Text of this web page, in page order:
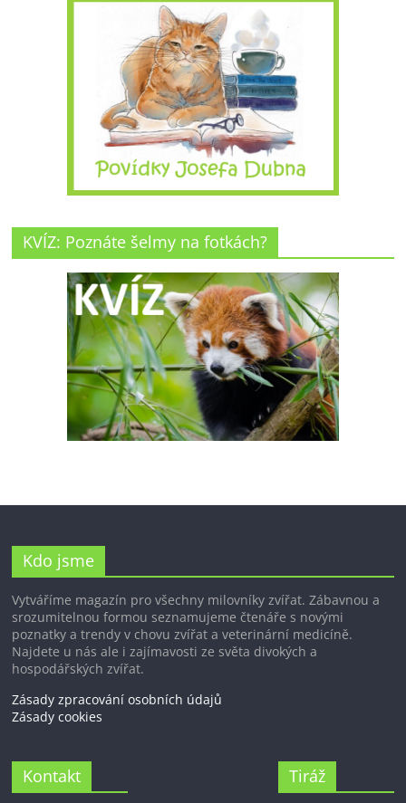
KVÍZ: Poznáte šelmy na fotkách?
Kdo jsme
Vytváříme magazín pro všechny milovníky zvířat. Zábavnou a
srozumitelnou formou seznamujeme čtenáře s novými
poznatky a trendy v chovu zvířat a veterinární medicíně.
Najdete u nás ale i zajímavosti ze světa divokých a
hospodářských zvířat.
Zásady zpracování osobních údajů
Zásady cookies
Kontakt Tiráž